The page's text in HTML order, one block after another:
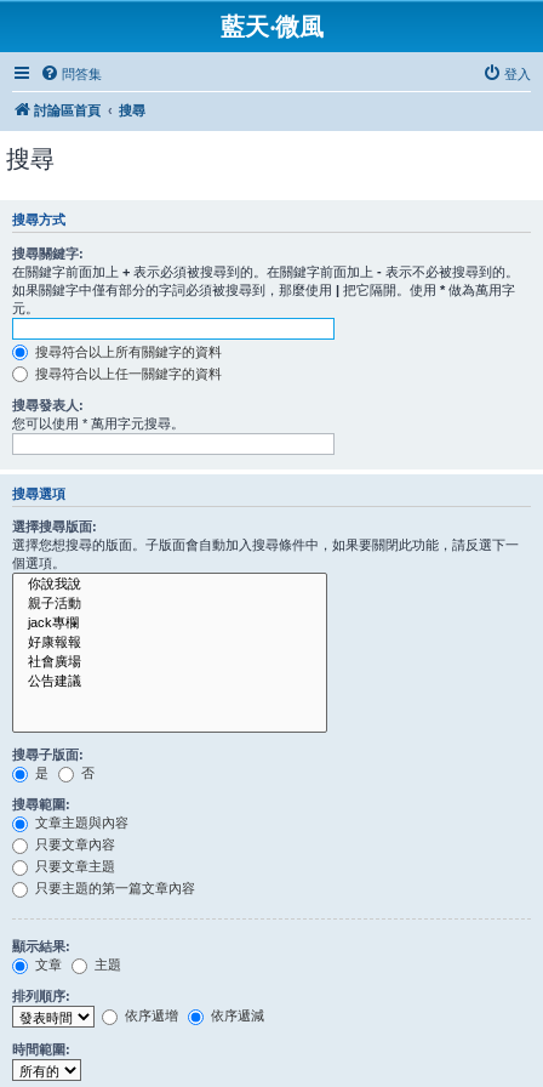
藍天‧微風
問答集 登入
討論區首頁 搜尋
搜尋
搜尋方式
搜尋關鍵字:
在關鍵字前面加上 + 表示必須被搜尋到的。在關鍵字前面加上 - 表示不必被搜尋到的。
如果關鍵字中僅有部分的字詞必須被搜尋到，那麼使用 | 把它隔開。使用 * 做為萬用字
元。
搜尋符合以上所有關鍵字的資料
搜尋符合以上任一關鍵字的資料
搜尋發表人:
您可以使用 * 萬用字元搜尋。
搜尋選項
選擇搜尋版面:
選擇您想搜尋的版面。子版面會自動加入搜尋條件中，如果要關閉此功能，請反選下一
個選項。
搜尋子版面:
是
否
搜尋範圍:
文章主題與內容
只要文章內容
只要文章主題
只要主題的第一篇文章內容
顯示結果:
文章
主題
排列順序:
依序遞增
依序遞減
時間範圍: